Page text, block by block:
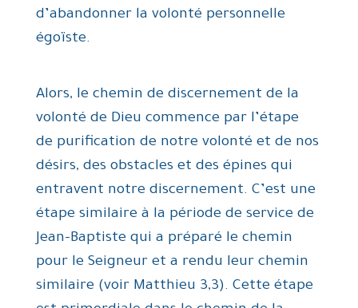
d’abandonner la volonté personnelle
égoïste.
Alors, le chemin de discernement de la
volonté de Dieu commence par l’étape
de purification de notre volonté et de nos
désirs, des obstacles et des épines qui
entravent notre discernement. C’est une
étape similaire à la période de service de
Jean-Baptiste qui a préparé le chemin
pour le Seigneur et a rendu leur chemin
similaire (voir Matthieu 3,3). Cette étape